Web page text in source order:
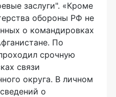
заслуги". «Кроме
обороны РФ не
о командировках
По
срочную
связи
округа. В личном
о